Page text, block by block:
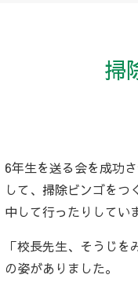
掃
6年生を送る会を成功
して、掃除ビンゴを
中して行ったりしてい
「校長先生、そうじ
の姿がありました。